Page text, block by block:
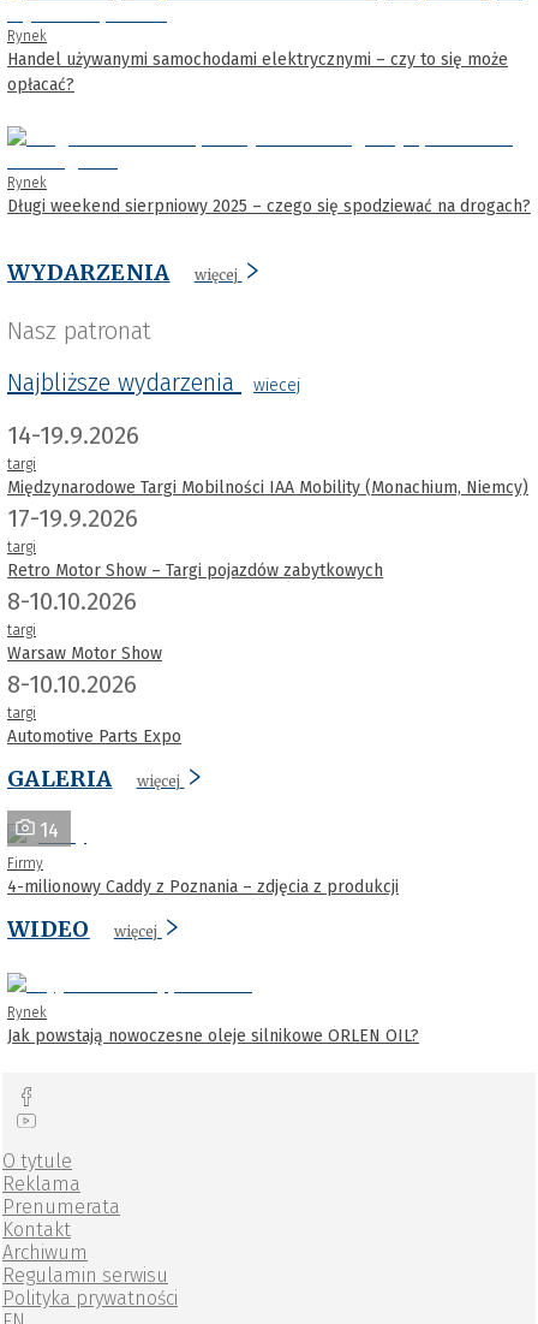
Rynek
Handel używanymi samochodami elektrycznymi – czy to się może
opłacać?
Rynek
Długi weekend sierpniowy 2025 – czego się spodziewać na drogach?
WYDARZENIA więcej
Nasz patronat
Najbliższe wydarzenia
wiecej
14-19.9.2026
targi
Międzynarodowe Targi Mobilności IAA Mobility (Monachium, Niemcy)
17-19.9.2026
targi
Retro Motor Show – Targi pojazdów zabytkowych
8-10.10.2026
targi
Warsaw Motor Show
8-10.10.2026
targi
Automotive Parts Expo
GALERIA więcej
14
Firmy
4-milionowy Caddy z Poznania – zdjęcia z produkcji
WIDEO więcej
Rynek
Jak powstają nowoczesne oleje silnikowe ORLEN OIL?
O tytule
Reklama
Prenumerata
Kontakt
Archiwum
Regulamin serwisu
Polityka prywatności